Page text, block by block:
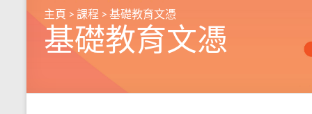
主頁 > 課程 > 基礎教育文憑
基礎教育文憑